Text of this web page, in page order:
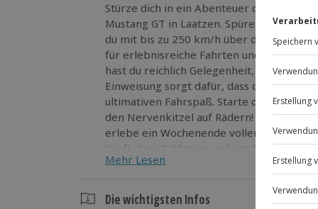
Stürze dich in ein Abenteuer der
Mustang GT in Laatzen. Spüre die Kraft
du mit bis zu 250 km/h über die Straßen
für erlebnisreiche Fahrten und entdecke
hast du reichlich Gelegenheit, deine
Einweisung sorgt dafür, dass du
ultimativen Fahrspaß. Starte dein
den Nervenkitzel auf Rädern! Miete den Ford Mustang GT in Laatzen und
erlebe ein Wochenende voller
Kraft des V8-Motors und entdecke Neues!
Mehr Lesen
Die wichtigsten Infos